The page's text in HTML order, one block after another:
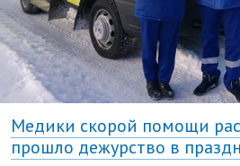
Медики скорой помощи
прошло дежурство в